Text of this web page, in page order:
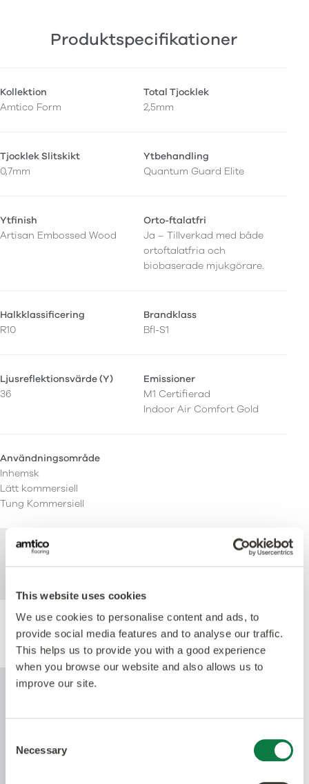
This website uses cookies
We use cookies to personalise content and ads, to
provide social media features and to analyse our traffic.
This helps us to provide you with a good experience
when you browse our website and also allows us to
improve our site.
Selection
Necessary
Produktspecifikationer
Kollektion
Amtico Form
Total Tjocklek
2,5mm
Tjocklek Slitskikt
0,7mm
Ytbehandling
Quantum Guard Elite
Ytfinish
Artisan Embossed Wood
Orto-ftalatfri
Ja – Tillverkad med både
ortoftalatfria och
biobaserade mjukgörare.
Halkklassificering
R10
Brandklass
Bfl-S1
Ljusreflektionsvärde (Y)
36
Emissioner
M1 Certifierad
Indoor Air Comfort Gold
Användningsområde
Inhemsk
Lätt kommersiell
Tung Kommersiell
För mer teknisk information om denna
produkt, se specifikationsdokumentet som
Produktprestanda